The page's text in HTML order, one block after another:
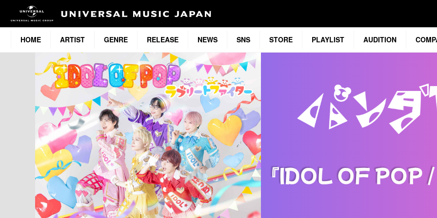
HOME ARTIST GENRE RELEASE NEWS SNS STORE PLAYLIST AUDITION